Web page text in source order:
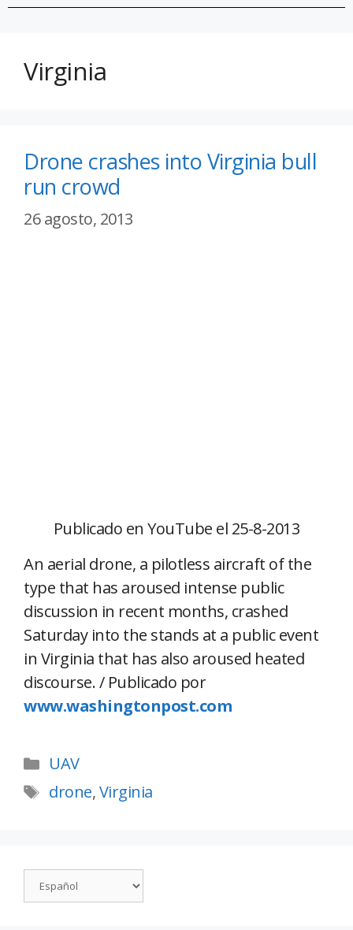
Virginia
Drone crashes into Virginia bull
run crowd
26 agosto, 2013
Publicado en YouTube el 25-8-2013
An aerial drone, a pilotless aircraft of the
type that has aroused intense public
discussion in recent months, crashed
Saturday into the stands at a public event
in Virginia that has also aroused heated
discourse. / Publicado por
www.washingtonpost.com
UAV
drone,Virginia